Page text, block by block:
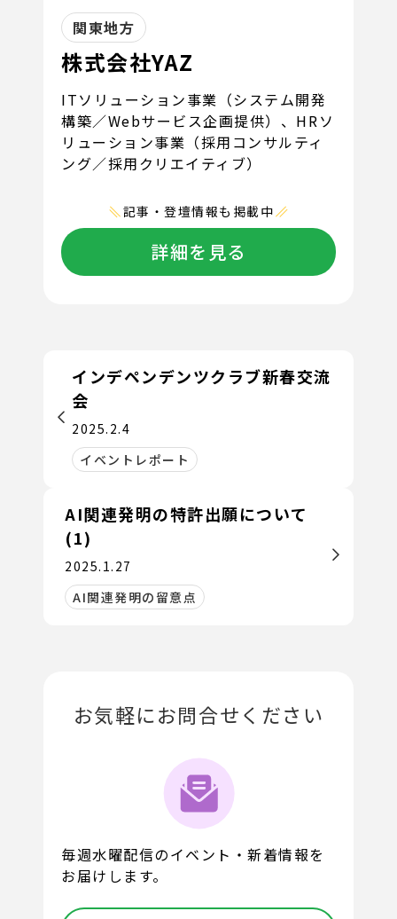
関東地方
株式会社YAZ
ITソリューション事業（システム開発
構築／Webサービス企画提供）、HRソ
リューション事業（採用コンサルティ
ング／採用クリエイティブ）
記事・登壇情報も掲載中
詳細を見る
インデペンデンツクラブ新春交流
会
2025.2.4
イベントレポート
AI関連発明の特許出願について
(1)
2025.1.27
AI関連発明の留意点
お気軽にお問合せください
毎週水曜配信のイベント・新着情報を
お届けします。